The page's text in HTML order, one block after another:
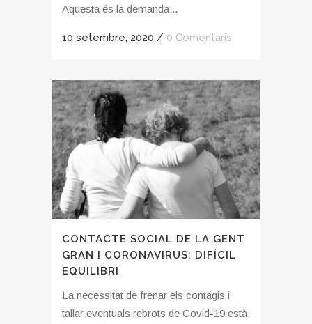
Aquesta és la demanda...
10 setembre, 2020 / 0 Comentaris
CONTACTE SOCIAL DE LA GENT
GRAN I CORONAVIRUS: DIFÍCIL
EQUILIBRI
La necessitat de frenar els contagis i
tallar eventuals rebrots de Covid-19 està